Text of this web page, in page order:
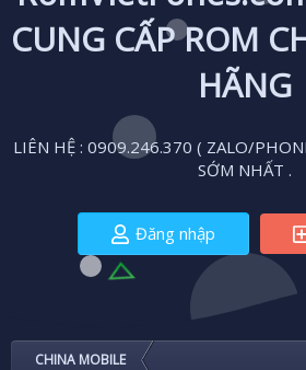
CUNG CẤP ROM
HÃNG
LIÊN HỆ : 0909.246.370 ( ZALO/
SỚM NHẤT .
Đăng nhập
CHINA MOBILE